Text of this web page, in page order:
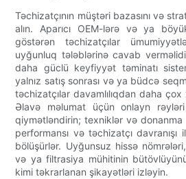
Təchizatçının müştəri bazasını və
alın. Aparıcı OEM-lərə və ya
göstərən təchizatçılar
uyğunluq tələblərinə cavab
daha güclü keyfiyyət təminatı
yalnız satış sonrası və ya büdcə
təchizatçılar davamlılıqdan daha
Əlavə məlumat üçün onlayn
qiymətləndirin; texniklər və
performansı və təchizatçı davranışı
bölüşürlər. Uyğunsuz hissə
və ya filtrasiya mühitinin
kimi təkrarlanan şikayətləri izləyin.